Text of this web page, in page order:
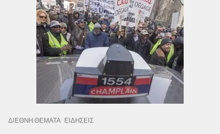
ΔΙΕΘΝΗ ΘΕΜΑΤΑ ΕΙΔΗΣΕΙΣ